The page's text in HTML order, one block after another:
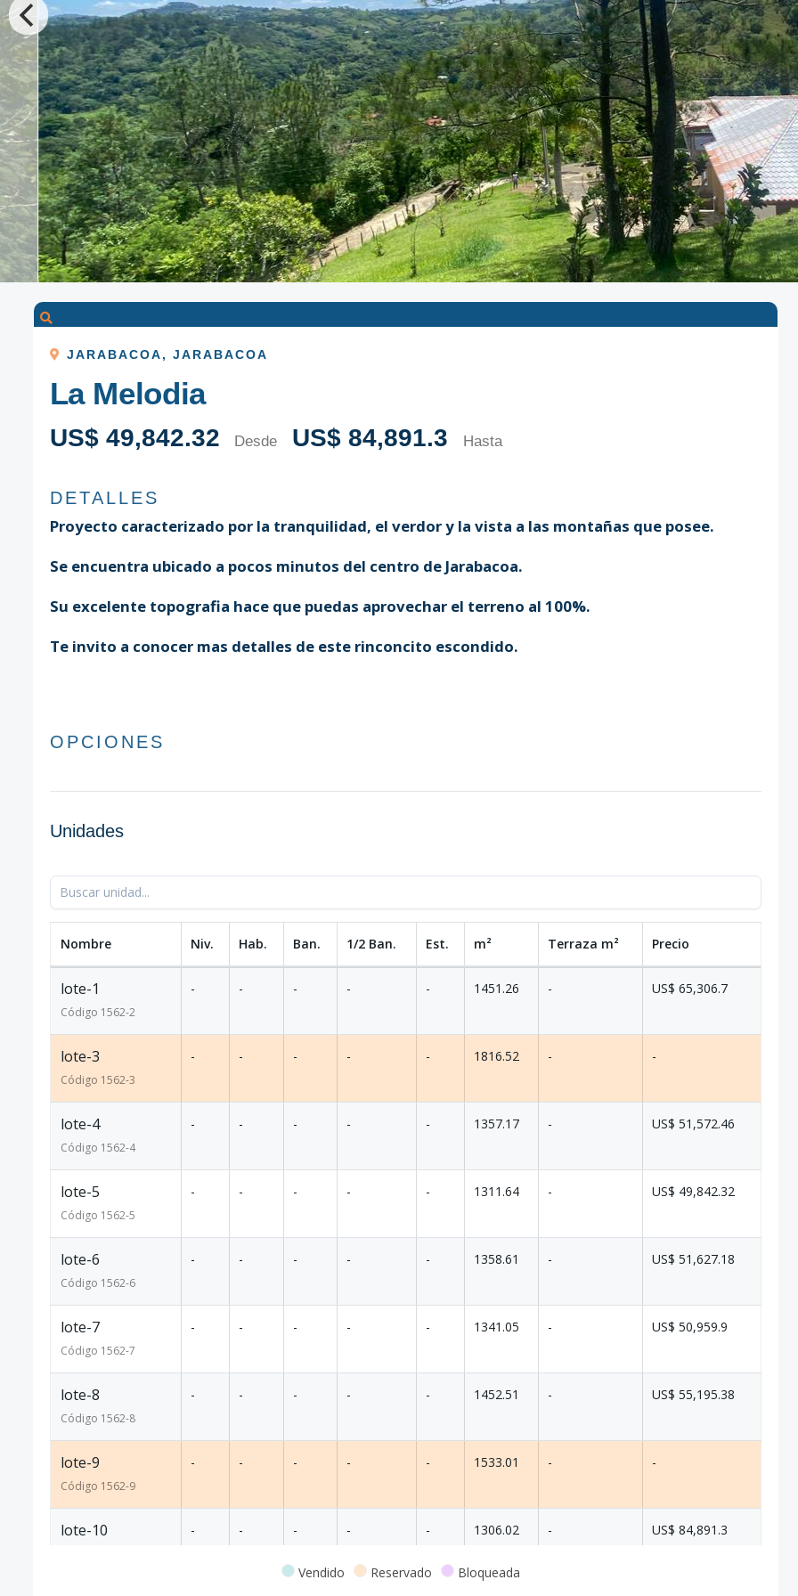
JARABACOA, JARABACOA
La Melodia
US$ 49,842.32 Desde US$ 84,891.3 Hasta
DETALLES
Proyecto caracterizado por la tranquilidad, el verdor y la vista a las montañas que posee.
Se encuentra ubicado a pocos minutos del centro de Jarabacoa.
Su excelente topografia hace que puedas aprovechar el terreno al 100%.
Te invito a conocer mas detalles de este rinconcito escondido.
OPCIONES
Unidades
Nombre Niv. Hab. Ban. 1/2 Ban. Est. m² Terraza m² Precio
lote-1
Código 1562-2
- - - - - 1451.26 - US$ 65,306.7
lote-3
Código 1562-3
- - - - - 1816.52 - -
lote-4
Código 1562-4
- - - - - 1357.17 - US$ 51,572.46
lote-5
Código 1562-5
- - - - - 1311.64 - US$ 49,842.32
lote-6
Código 1562-6
- - - - - 1358.61 - US$ 51,627.18
lote-7
Código 1562-7
- - - - - 1341.05 - US$ 50,959.9
lote-8
Código 1562-8
- - - - - 1452.51 - US$ 55,195.38
lote-9
Código 1562-9
- - - - - 1533.01 - -
lote-10 - - - - - 1306.02 - US$ 84,891.3
Vendido Reservado Bloqueada